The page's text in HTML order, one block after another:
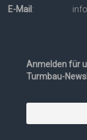
E-Mail:
Anmelden für
Turmbau-